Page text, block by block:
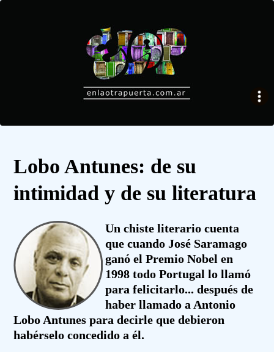
Lobo Antunes: de su
intimidad y de su literatura
Un chiste literario cuenta
que cuando José Saramago
ganó el Premio Nobel en
1998 todo Portugal lo llamó
para felicitarlo... después de
haber llamado a Antonio
Lobo Antunes para decirle que debieron
habérselo concedido a él.